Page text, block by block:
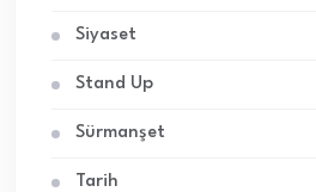
Siyaset
Stand Up
Sürmanşet
Tarih